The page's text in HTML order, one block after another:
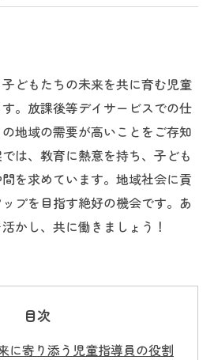
どもたちの未来を共に育む児童
。放課後等デイサービスでの仕
地域の需要が高いことをご存知
は、教育に熱意を持ち、子ども
を求めています。地域社会に貢
プを目指す絶好の機会です。あ
かし、共に働きましょう！
目次
に寄り添う児童指導員の役割